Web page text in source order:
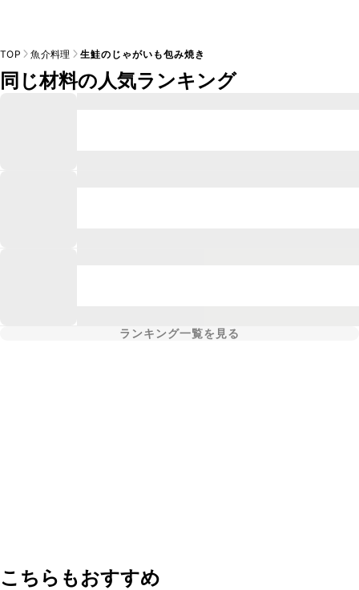
TOP 魚介料理 生鮭のじゃがいも包み焼き
同じ材料の人気ランキング
ランキング一覧を見る
こちらもおすすめ